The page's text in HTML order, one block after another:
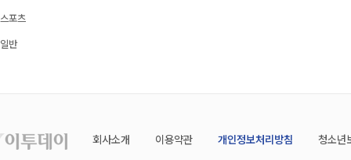
스포츠
일반
회사소개 이용약관 개인정보처리방침 청소년